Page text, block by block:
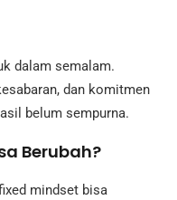
dalam semalam.
dan komitmen
belum sempurna.
Berubah?
mindset bisa